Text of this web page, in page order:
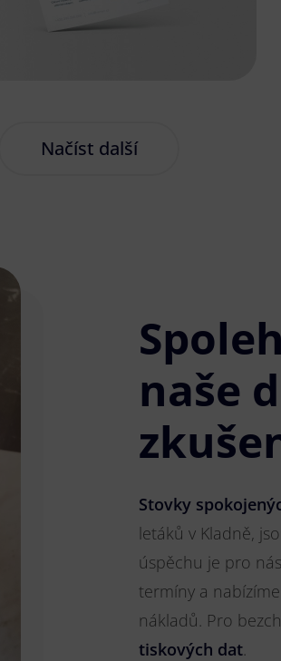
Načíst další
naše
Stovky
letáků v Kladně,
úspěchu je pro nás
termíny a
nákladů. Pro
tiskových dat.